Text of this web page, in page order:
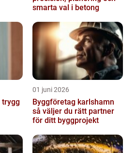
smarta val i betong
01 juni 2026
Byggföretag karlshamn
så väljer du rätt partner
för ditt byggprojekt